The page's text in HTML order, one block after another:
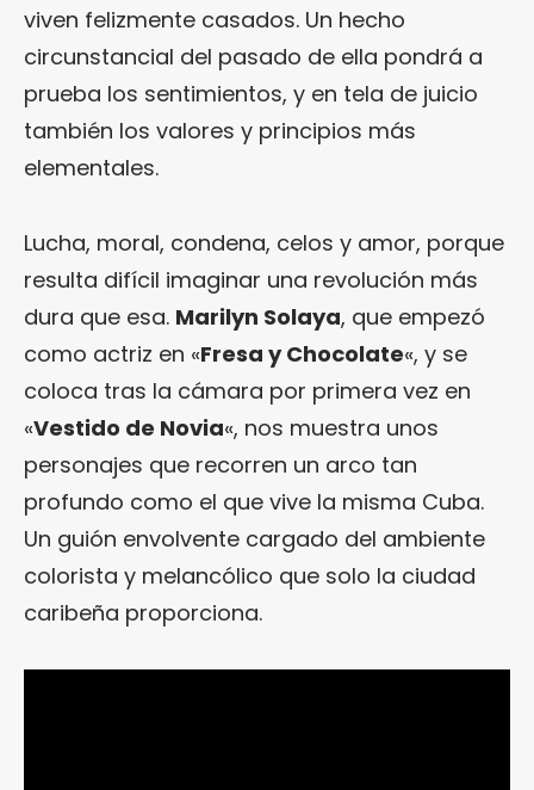
viven felizmente casados. Un hecho
circunstancial del pasado de ella pondrá a
prueba los sentimientos, y en tela de juicio
también los valores y principios más
elementales.
Lucha, moral, condena, celos y amor, porque
resulta difícil imaginar una revolución más
dura que esa. Marilyn Solaya, que empezó
como actriz en «Fresa y Chocolate«, y se
coloca tras la cámara por primera vez en
«Vestido de Novia«, nos muestra unos
personajes que recorren un arco tan
profundo como el que vive la misma Cuba.
Un guión envolvente cargado del ambiente
colorista y melancólico que solo la ciudad
caribeña proporciona.